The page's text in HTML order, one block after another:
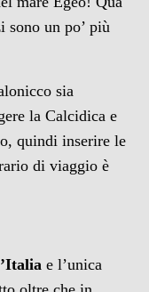
un po’ più
sia
la Calcidica e
quindi inserire le
di viaggio è
e l’unica